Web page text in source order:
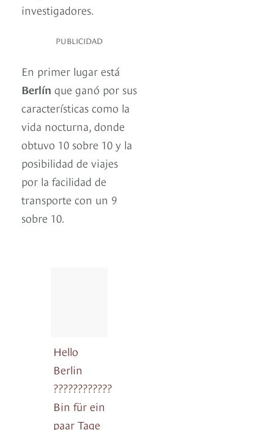
investigadores.
PUBLICIDAD
En primer lugar está
Berlín que ganó por sus
características como la
vida nocturna, donde
obtuvo 10 sobre 10 y la
posibilidad de viajes
por la facilidad de
transporte con un 9
sobre 10.
Hello
Berlin
????????????
Bin für ein
paar Tage